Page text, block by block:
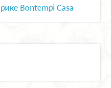
Bontempi Casa